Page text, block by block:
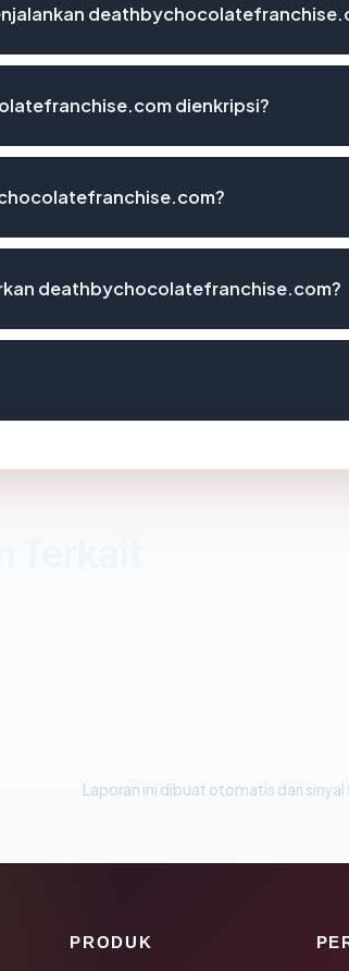
dienkripsi?
deathbychocolatefranchise.com?
Laporan ini dibuat otomatis dari sinyal
PRODUK